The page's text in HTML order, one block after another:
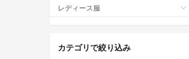
レディース服
カテゴリで絞り込み